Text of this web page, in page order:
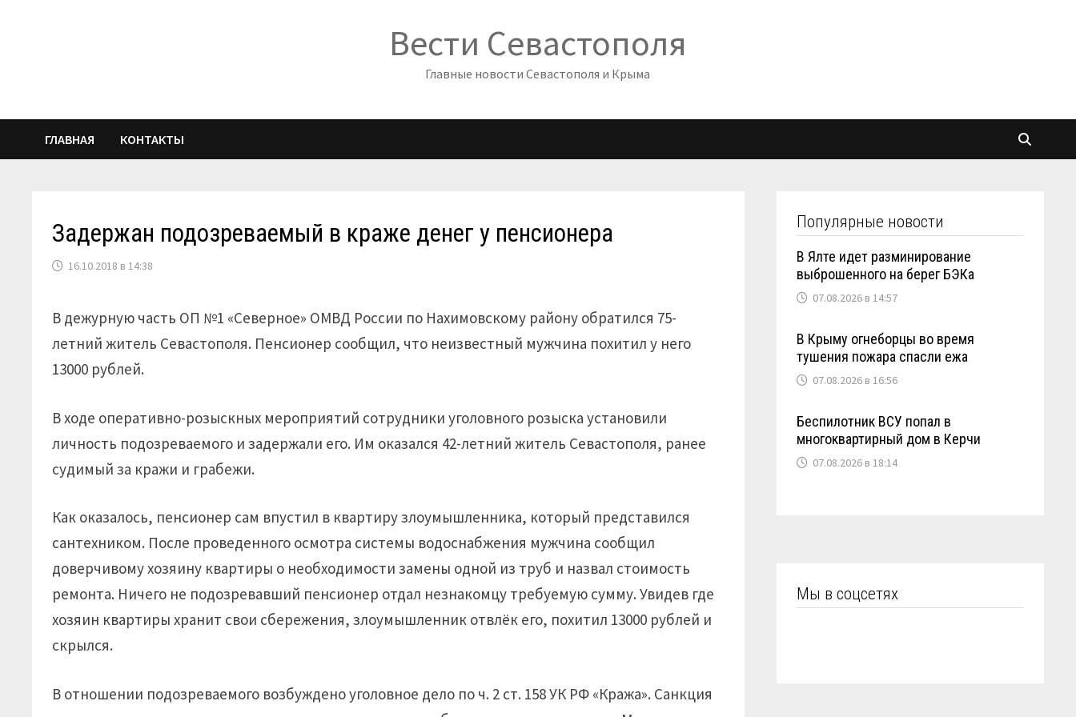
Вести Севастополя
Главные новости Севастополя и Крыма
ГЛАВНАЯ КОНТАКТЫ
Задержан подозреваемый в краже денег у пенсионера
16.10.2018 в 14:38
В дежурную часть ОП №1 «Северное» ОМВД России по Нахимовскому району обратился 75-
летний житель Севастополя. Пенсионер сообщил, что неизвестный мужчина похитил у него
13000 рублей.
В ходе оперативно-розыскных мероприятий сотрудники уголовного розыска установили
личность подозреваемого и задержали его. Им оказался 42-летний житель Севастополя, ранее
судимый за кражи и грабежи.
Как оказалось, пенсионер сам впустил в квартиру злоумышленника, который представился
сантехником. После проведенного осмотра системы водоснабжения мужчина сообщил
доверчивому хозяину квартиры о необходимости замены одной из труб и назвал стоимость
ремонта. Ничего не подозревавший пенсионер отдал незнакомцу требуемую сумму. Увидев где
хозяин квартиры хранит свои сбережения, злоумышленник отвлёк его, похитил 13000 рублей и
скрылся.
В отношении подозреваемого возбуждено уголовное дело по ч. 2 ст. 158 УК РФ «Кража». Санкция
Популярные новости
В Ялте идет разминирование
выброшенного на берег БЭКа
07.08.2026 в 14:57
В Крыму огнеборцы во время
тушения пожара спасли ежа
07.08.2026 в 16:56
Беспилотник ВСУ попал в
многоквартирный дом в Керчи
07.08.2026 в 18:14
Мы в соцсетях